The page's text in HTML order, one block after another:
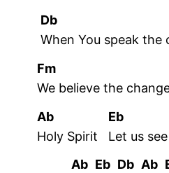
Db
When You speak the
Fm
We believe the
Ab
Holy Spirit
Eb
Let us
Ab Eb Db Ab